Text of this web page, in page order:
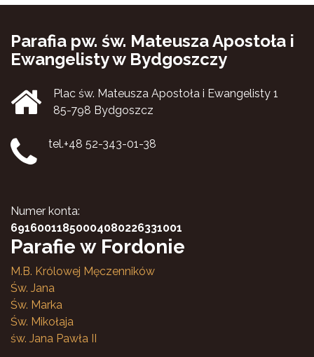
Parafia pw. św. Mateusza Apostoła i
Ewangelisty w Bydgoszczy
Plac św. Mateusza Apostoła i Ewangelisty 1
85-798 Bydgoszcz
tel.+48 52-343-01-38
Numer konta:
69160011850004080226331001
Parafie w Fordonie
M.B. Królowej Męczenników
Św. Jana
Św. Marka
Św. Mikołaja
św. Jana Pawła II